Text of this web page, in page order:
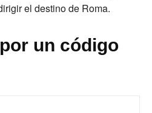
el destino de Roma.
un código